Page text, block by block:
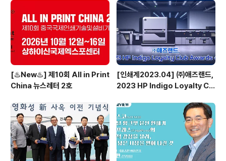
장비 도입으로 답하다 - ㈜애즈랜
드 최현수 대표이사
[♨️New♨️] 제10회 All in Print
China 뉴스레터 2호
[인쇄계2023.04] ㈜애즈랜드,
2023 HP Indigo Loyalty Clu